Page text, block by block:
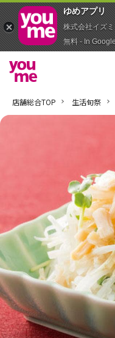
店舗総合TOP 生活旬祭
ゆめアプ‪リ‬
株式会社イズミ
無料 - In